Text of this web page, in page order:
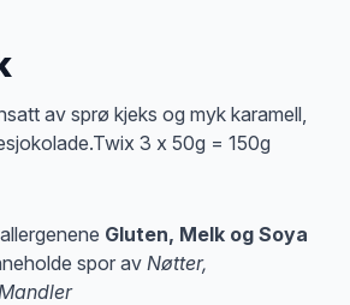
av sprø kjeks og myk karamell,
3 x 50g = 150g
Gluten, Melk og Soya
spor av Nøtter,